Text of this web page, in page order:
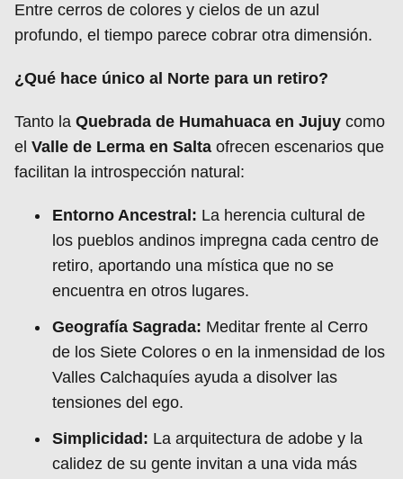
Entre cerros de colores y cielos de un azul
profundo, el tiempo parece cobrar otra dimensión.
¿Qué hace único al Norte para un retiro?
Tanto la Quebrada de Humahuaca en Jujuy como
el Valle de Lerma en Salta ofrecen escenarios que
facilitan la introspección natural:
Entorno Ancestral: La herencia cultural de
los pueblos andinos impregna cada centro de
retiro, aportando una mística que no se
encuentra en otros lugares.
Geografía Sagrada: Meditar frente al Cerro
de los Siete Colores o en la inmensidad de los
Valles Calchaquíes ayuda a disolver las
tensiones del ego.
Simplicidad: La arquitectura de adobe y la
calidez de su gente invitan a una vida más